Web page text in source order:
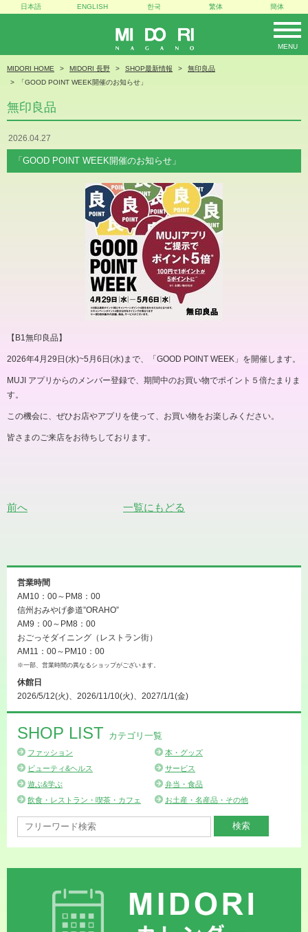
MIDORI
MENU
日本語 ENGLISH 한국 繁体 簡体
MIDORI HOME MIDORI 長野 SHOP最新情報
無印良品
「GOOD POINT WEEK開催のお知らせ」
無印良品
2026.04.27
「GOOD POINT WEEK開催のお知らせ」
【 B1無印良品】
2026年4月 29 日 (水)~5 月 6 日 (水)まで、「 GOOD POINT WEEK 」を開催します。
MUJI アプリからのメンバー登録で、期間中のお買い物でポイント５倍たまりま
す。
この機会に、ぜひお店やアプリを使って、お買い物をお楽しみください。
皆さまのご来店をお待ちしております。
前へ 一覧にもどる
営業時間
AM10：00～PM8：00
信州おみやげ参道”ORAHO”
AM9：00～PM8：00
おごっそダイニング（レストラン街）
AM11：00～PM10：00
※一部、営業時間の異なるショップがございます。
休館日
2026/5/12(火)、2026/11/10(火)、2027/1/1(金)
SHOP LIST カテゴリ一覧
ファッション
本・グッズ
ビューティ&ヘルス
サービス
遊ぶ&学ぶ
弁当・食品
飲食・レストラン・喫茶・カフェ
お土産・名産品・その他